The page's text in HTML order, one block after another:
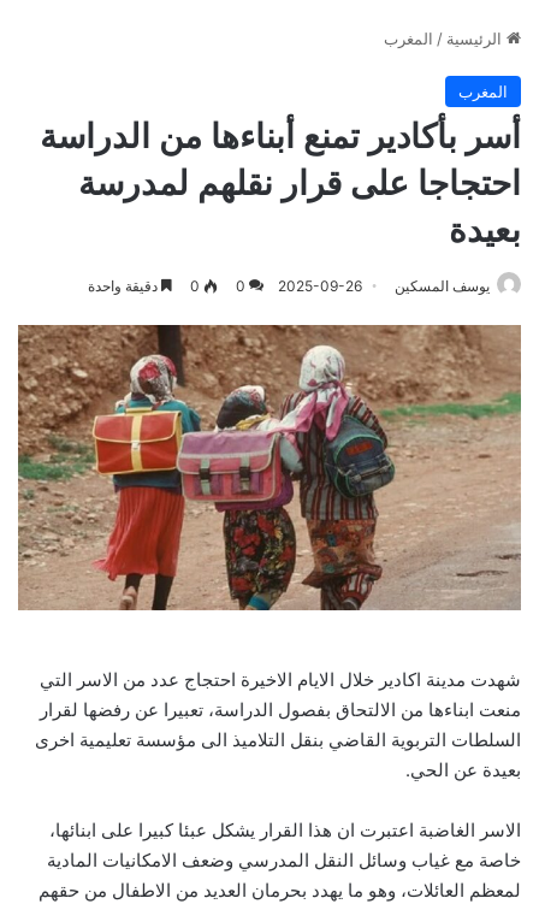
الرئيسية / المغرب
المغرب
أسر بأكادير تمنع أبناءها من الدراسة
احتجاجا على قرار نقلهم لمدرسة
بعيدة
يوسف المسكين 2025-09-26
0
0 دقيقة واحدة
شهدت مدينة اكادير خلال الايام الاخيرة احتجاج عدد من الاسر التي
منعت ابناءها من الالتحاق بفصول الدراسة، تعبيرا عن رفضها لقرار
السلطات التربوية القاضي بنقل التلاميذ الى مؤسسة تعليمية اخرى
بعيدة عن الحي.
الاسر الغاضبة اعتبرت ان هذا القرار يشكل عبئا كبيرا على ابنائها،
خاصة مع غياب وسائل النقل المدرسي وضعف الامكانيات المادية
لمعظم العائلات، وهو ما يهدد بحرمان العديد من الاطفال من حقهم